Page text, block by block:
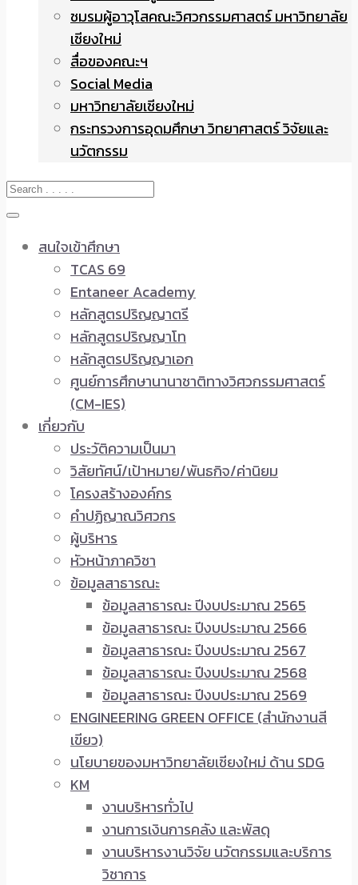
ชมรมผู้อาวุโสคณะวิศวกรรมศาสตร์ มหาวิทยาลัย
เชียงใหม่
สื่อของคณะฯ
Social Media
มหาวิทยาลัยเชียงใหม่
กระทรวงการอุดมศึกษา วิทยาศาสตร์ วิจัยและ
นวัตกรรม
สนใจเข้าศึกษา
TCAS 69
Entaneer Academy
หลักสูตรปริญญาตรี
หลักสูตรปริญญาโท
หลักสูตรปริญญาเอก
ศูนย์การศึกษานานาชาติทางวิศวกรรมศาสตร์
(CM-IES)
เกี่ยวกับ
ประวัติความเป็นมา
วิสัยทัศน์/เป้าหมาย/พันธกิจ/ค่านิยม
โครงสร้างองค์กร
คำปฏิญาณวิศวกร
ผู้บริหาร
หัวหน้าภาควิชา
ข้อมูลสาธารณะ
ข้อมูลสาธารณะ ปีงบประมาณ 2565
ข้อมูลสาธารณะ ปีงบประมาณ 2566
ข้อมูลสาธารณะ ปีงบประมาณ 2567
ข้อมูลสาธารณะ ปีงบประมาณ 2568
ข้อมูลสาธารณะ ปีงบประมาณ 2569
ENGINEERING GREEN OFFICE (สำนักงานสี
เขียว)
นโยบายของมหาวิทยาลัยเชียงใหม่ ด้าน SDG
KM
งานบริหารทั่วไป
งานการเงินการคลัง และพัสดุ
งานบริหารงานวิจัย นวัตกรรมและบริการ
วิชาการ